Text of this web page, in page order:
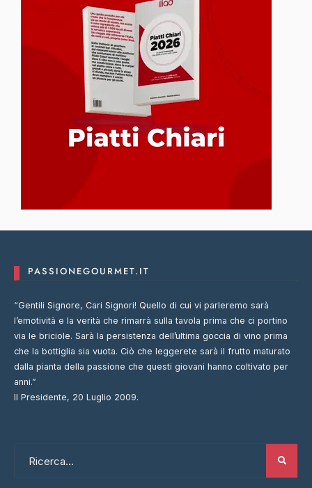
PASSIONEGOURMET.IT
“Gentili Signore, Cari Signori! Quello di cui vi parleremo sarà
l’emotività e la verità che rimarrà sulla tavola prima che ci portino
via le briciole. Sarà la persistenza dell’ultima goccia di vino prima
che la bottiglia sia vuota. Ciò che leggerete sarà il frutto maturato
dalla pianta della passione che questi giovani hanno coltivato per
anni.”
Il Presidente, 20 Luglio 2009.